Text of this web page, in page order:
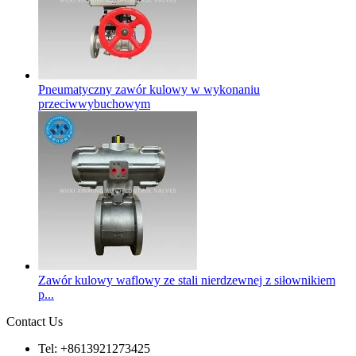
Pneumatyczny zawór kulowy w wykonaniu
przeciwwybuchowym
Zawór kulowy waflowy ze stali nierdzewnej z siłownikiem
p...
Contact Us
Tel: +8613921273425